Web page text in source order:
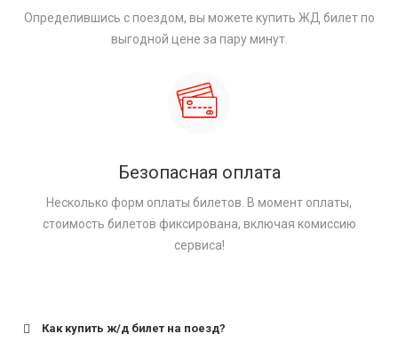
Определившись с поездом, вы можете купить ЖД билет по
выгодной цене за пару минут.
Безопасная оплата
Несколько форм оплаты билетов. В момент оплаты,
стоимость билетов фиксирована, включая комиссию
сервиса!
Как купить ж/д билет на поезд?